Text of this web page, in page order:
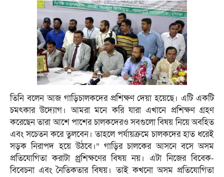
তিনি বলেন আজ গাড়িচালকদের প্রশিক্ষণ দেয়া হয়েছে। এটি একটি
চমৎকার উদ্যোগ। আমরা মনে করি যারা এখানে প্রশিক্ষণ গ্রহণ
করেছেন তারা আশে পাশের চালকদেরও সবগুলো বিষয় নিয়ে অবহিত
এবং সচেতন করে তুলবেন। তাহলে পর্যায়ক্রমে চালকদের হাত ধরেই
সড়ক নিরাপদ হয়ে উঠবে।” গাড়ির চালকের আসনে বসে অসম
প্রতিযোগিতা করাটা প্র্রশিক্ষণের বিষয় নয়। এটা নিজের বিবেক-
বিবেচনা এবং নৈতিকতার বিষয়। তাই কখনো অসম প্রতিযোগিতা